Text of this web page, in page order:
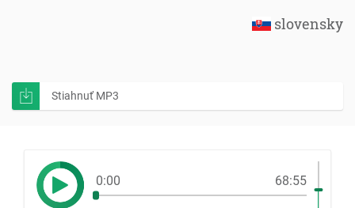
slovensky
Stiahnuť MP3
0:00 68:55